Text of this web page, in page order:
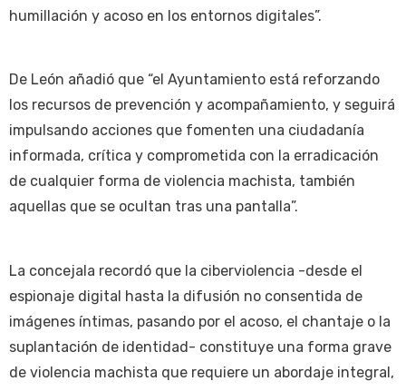
humillación y acoso en los entornos digitales”.
De León añadió que “el Ayuntamiento está reforzando
los recursos de prevención y acompañamiento, y seguirá
impulsando acciones que fomenten una ciudadanía
informada, crítica y comprometida con la erradicación
de cualquier forma de violencia machista, también
aquellas que se ocultan tras una pantalla”.
La concejala recordó que la ciberviolencia -desde el
espionaje digital hasta la difusión no consentida de
imágenes íntimas, pasando por el acoso, el chantaje o la
suplantación de identidad- constituye una forma grave
de violencia machista que requiere un abordaje integral,